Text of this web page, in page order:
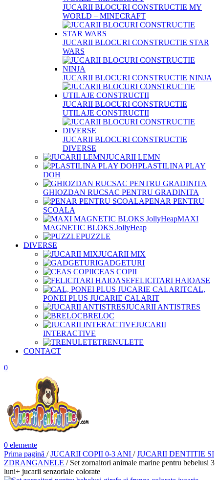
JUCARII BLOCURI CONSTRUCTIE MY
WORLD – MINECRAFT
JUCARII BLOCURI CONSTRUCTIE STAR
WARS
JUCARII BLOCURI CONSTRUCTIE NINJA
JUCARII BLOCURI CONSTRUCTIE
UTILAJE CONSTRUCTII
JUCARII BLOCURI CONSTRUCTIE
DIVERSE
JUCARII LEMN
PLASTILINA PLAY
DOH
GHIOZDAN RUCSAC PENTRU GRADINITA
PENAR PENTRU
SCOALA
MAXI
MAGNETIC BLOKS JollyHeap
PUZZLE
DIVERSE
JUCARII MIX
GADGETURI
CEAS COPII
FELICITARI HAIOASE
CAL,
PONEI PLUS JUCARIE CALARIT
JUCARII ANTISTRES
BRELOC
JUCARII
INTERACTIVE
TRENULETE
CONTACT
0
0 elemente
Prima pagină / JUCARII COPII 0-3 ANI / JUCARII DENTITIE SI
ZDRANGANELE / Set zornaitori animale marine pentru bebelusi 3
luni+ jucarii senzoriale colorate